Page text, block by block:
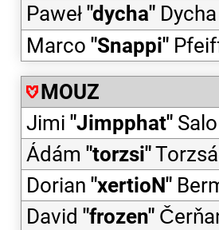
Paweł "dycha" Dycha
Marco "Snappi"
MOUZ
Jimi "Jimpphat" Salo
Ádám "torzsi"
Dorian "xertioN"
David "frozen"